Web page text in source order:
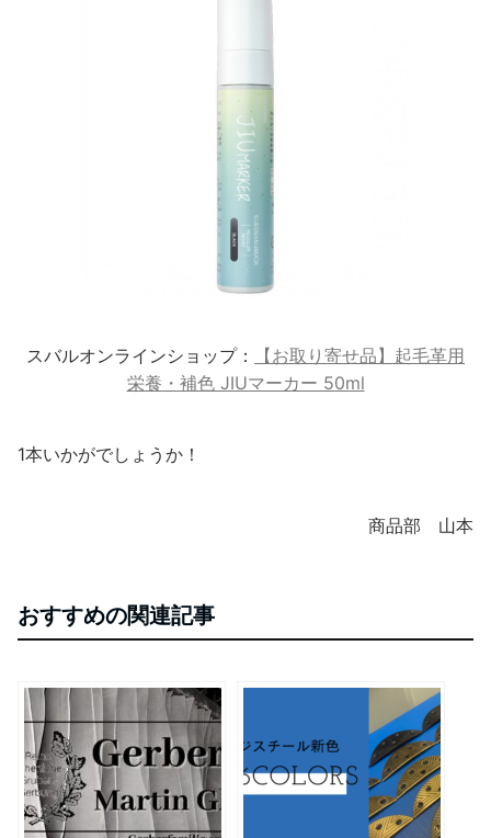
スバルオンラインショップ：
【お取り寄せ品】起毛革用
栄養・補色 JIUマーカー 50ml
1本いかがでしょうか！
商品部 山本
おすすめの関連記事